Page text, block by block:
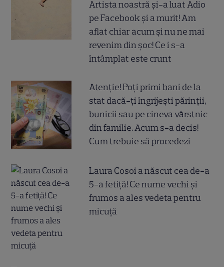
Artista noastră și-a luat Adio
pe Facebook și a murit! Am
aflat chiar acum și nu ne mai
revenim din șoc! Ce i s-a
întâmplat este crunt
Atenție! Poți primi bani de la
stat dacă-ți îngrijești părinții,
bunicii sau pe cineva vârstnic
din familie. Acum s-a decis!
Cum trebuie să procedezi
Laura Cosoi a născut cea de-a
5-a fetiță! Ce nume vechi și
frumos a ales vedeta pentru
micuță